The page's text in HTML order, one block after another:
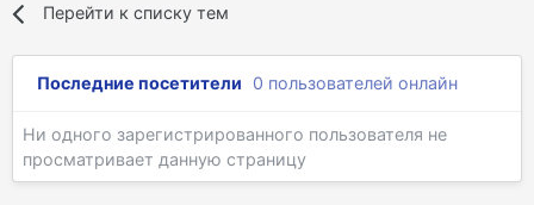
Перейти к списку тем
Последние посетители 0 пользователей онлайн
Ни одного зарегистрированного пользователя не
просматривает данную страницу